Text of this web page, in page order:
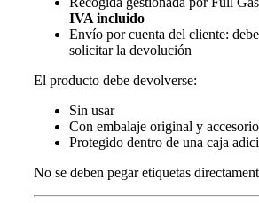
IVA incluido
Envío por cuenta del cliente:
solicitar la devolución
El producto debe devolverse:
Sin usar
Con embalaje original y
Protegido dentro de una caja
No se deben pegar etiquetas